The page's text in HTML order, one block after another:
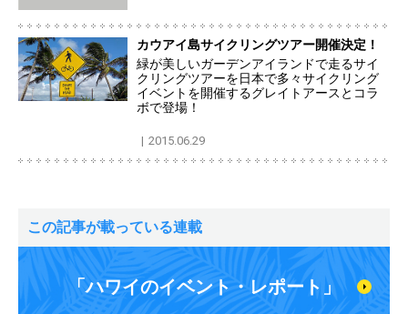
カウアイ島サイクリングツアー開催決定！
緑が美しいガーデンアイランドで走るサイ
クリングツアーを日本で多々サイクリング
イベントを開催するグレイトアースとコラ
ボで登場！
2015.06.29
この記事が載っている連載
「ハワイのイベント・レポート」